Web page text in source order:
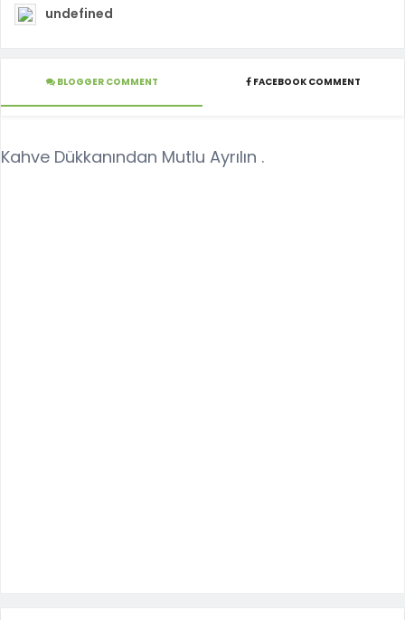
undefined
BLOGGER COMMENT FACEBOOK COMMENT
Kahve Dükkanından Mutlu Ayrılın .